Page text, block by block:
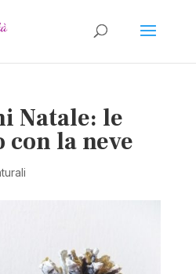
Natale: le
con la neve